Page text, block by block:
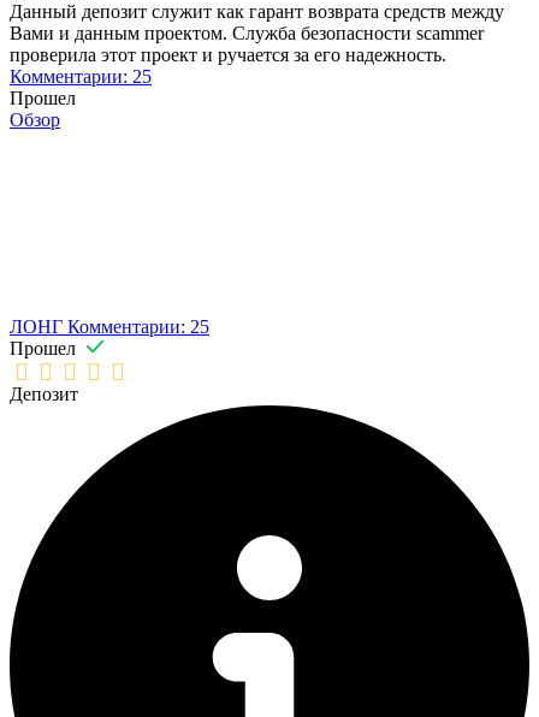
Данный депозит служит как гарант возврата средств между
Вами и данным проектом. Служба безопасности scammer
проверила этот проект и ручается за его надежность.
Комментарии: 25
Прошел
Обзор
ЛОНГ Комментарии: 25
Прошел
Депозит